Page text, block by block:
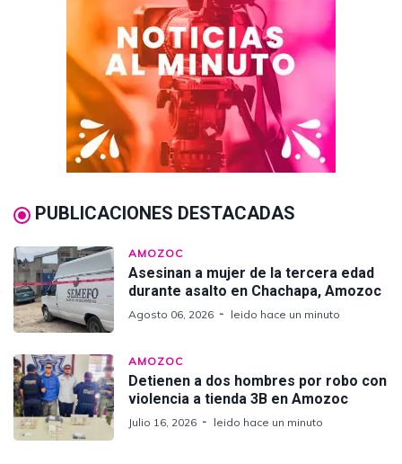
PUBLICACIONES DESTACADAS
AMOZOC
Asesinan a mujer de la tercera edad
durante asalto en Chachapa, Amozoc
Agosto 06, 2026 leido hace un minuto
AMOZOC
Detienen a dos hombres por robo con
violencia a tienda 3B en Amozoc
Julio 16, 2026 leido hace un minuto